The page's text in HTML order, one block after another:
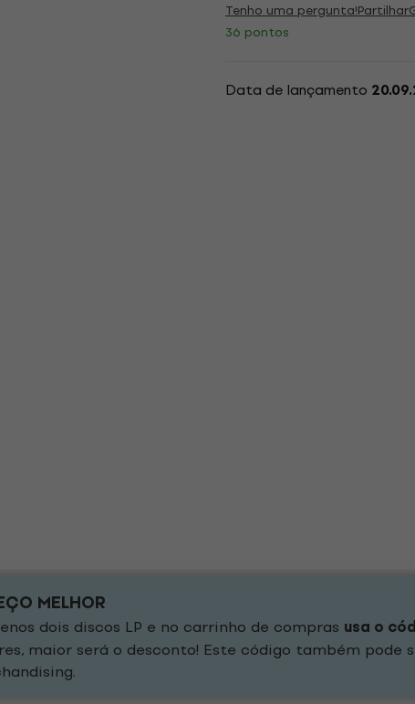
Tenho uma pergunta!Partilhar
36 pontos
Data de lançamento
MELHOR
dois discos LP e no carrinho de compras usa o
maior será o desconto! Este código também pode